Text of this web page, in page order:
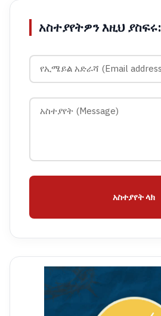
አስተያየትዎን እዚህ ያስፍሩ:
አስተያየት ላክ